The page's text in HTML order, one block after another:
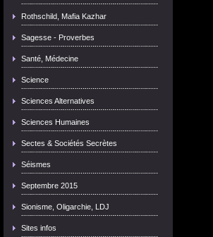
Rothschild, Mafia Kazhar
Sagesse - Proverbes
Santé, Médecine
Science
Sciences Alternatives
Sciences Humaines
Sectes & Sociétés Secrètes
Séismes
Septembre 2015
Sionisme, Oligarchie, LDJ
Sites infos